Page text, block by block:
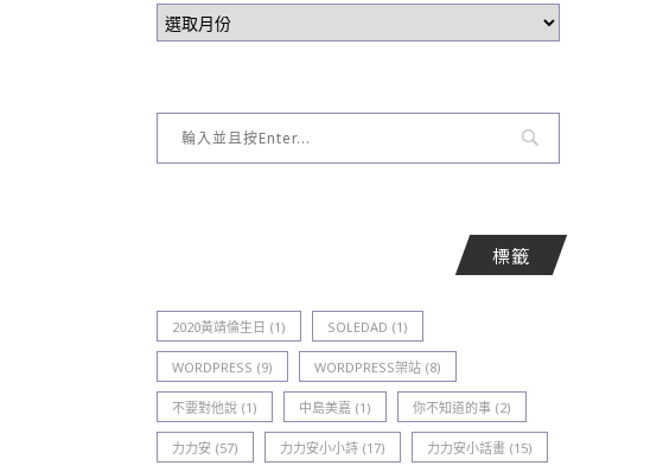
標籤
2020黃靖倫生日 (1) SOLEDAD (1)
WORDPRESS (9) WORDPRESS架站 (8)
不要對他說 (1) 中島美嘉 (1) 你不知道的事 (2)
力力安 (57) 力力安小小詩 (17) 力力安小話畫 (15)